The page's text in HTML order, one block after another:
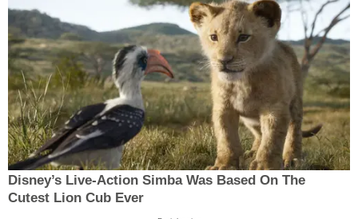
Disney’s Live-Action Simba Was Based On The
Cutest Lion Cub Ever